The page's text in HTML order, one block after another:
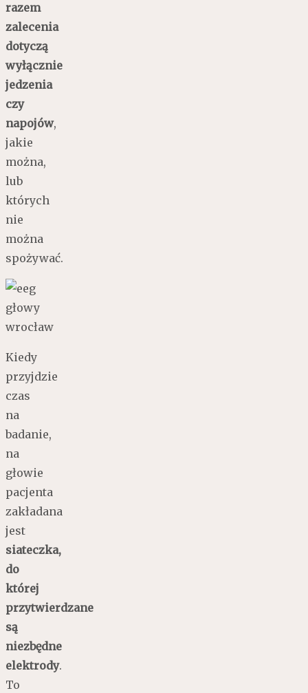
razem
zalecenia
dotyczą
wyłącznie
jedzenia
czy
napojów,
jakie
można,
lub
których
nie
można
spożywać.
Kiedy
przyjdzie
czas
na
badanie,
na
głowie
pacjenta
zakładana
jest
siateczka,
do
której
przytwierdzane
są
niezbędne
elektrody.
To